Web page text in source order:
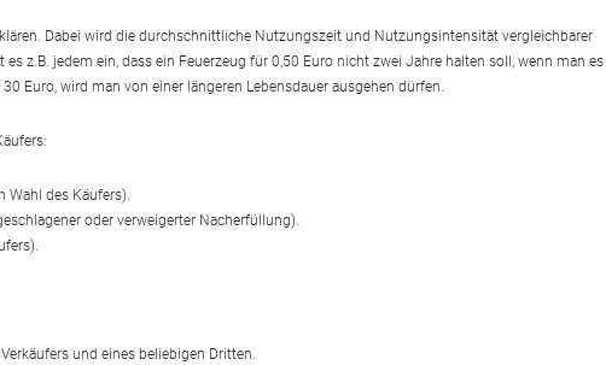
Dabei wird die durchschnittliche Nutzungszeit und Nutzungsintensität vergleichbarer
z.B. jedem ein, dass ein Feuerzeug für 0,50 Euro nicht zwei Jahre halten soll, wenn man es
Euro, wird man von einer längeren Lebensdauer ausgehen dürfen.
Wahl des Käufers).
oder verweigerter Nacherfüllung).
und eines beliebigen Dritten.